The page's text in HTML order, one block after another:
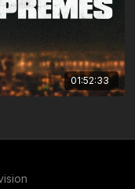
01:52:33